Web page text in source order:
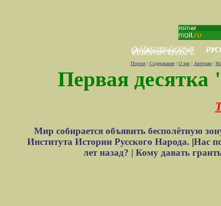
Портал| Содержание| О нас| Авторам|
Первая десятка
Мир собирается объявить бесполётную
Института Истории Русского Народа. |Нас
лет назад? | Кому давать